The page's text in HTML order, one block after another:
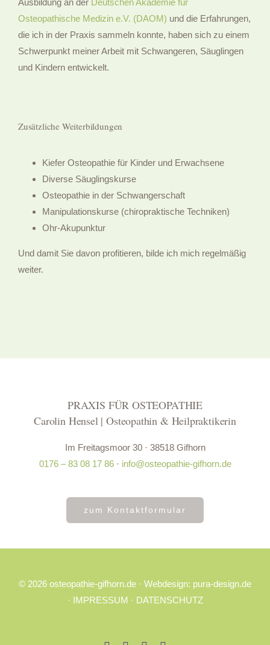
Ausbildung an der Deutschen Akademie für
Osteopathische Medizin e.V. (DAOM) und die Erfahrungen,
die ich in der Praxis sammeln konnte, haben sich zu einem
Schwerpunkt meiner Arbeit mit Schwangeren, Säuglingen
und Kindern entwickelt.
Zusätzliche Weiterbildungen
Kiefer Osteopathie für Kinder und Erwachsene
Diverse Säuglingskurse
Osteopathie in der Schwangerschaft
Manipulationskurse (chiropraktische Techniken)
Ohr-Akupunktur
Und damit Sie davon profitieren, bilde ich mich regelmäßig
weiter.
PRAXIS FÜR OSTEOPATHIE
Carolin Hensel | Osteopathin & Heilpraktikerin
Im Freitagsmoor 30 · 38518 Gifhorn
0176 – 83 08 17 86· info@osteopathie-gifhorn.de
zum Kontaktformular
© 2026 osteopathie-gifhorn.de · Webdesign: pura-design.de
·
IMPRESSUM · DATENSCHUTZ